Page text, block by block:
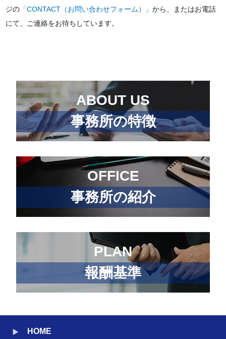
ジの 「CONTACT（お問い合わせフォーム）」から、またはお電話
にて、ご連絡をお待ちしています。
ABOUT US
事務所の特徴
OFFICE
事務所の紹介
PLAN
報酬基準
HOME